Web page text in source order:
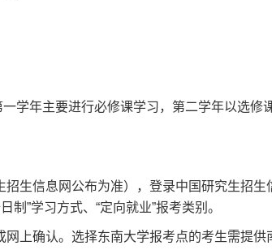
学年主要进行必修课学习，第二学年以选修
生信息网公布为准），登录中国研究生招生
制”学习方式、“定向就业”报考类别。
上确认。选择东南大学报考点的考生需提供